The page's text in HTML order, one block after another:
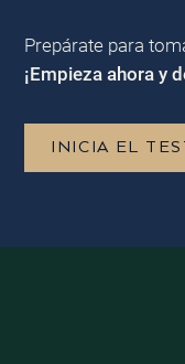
Prepárate para
¡Empieza ahora y
INICIA EL